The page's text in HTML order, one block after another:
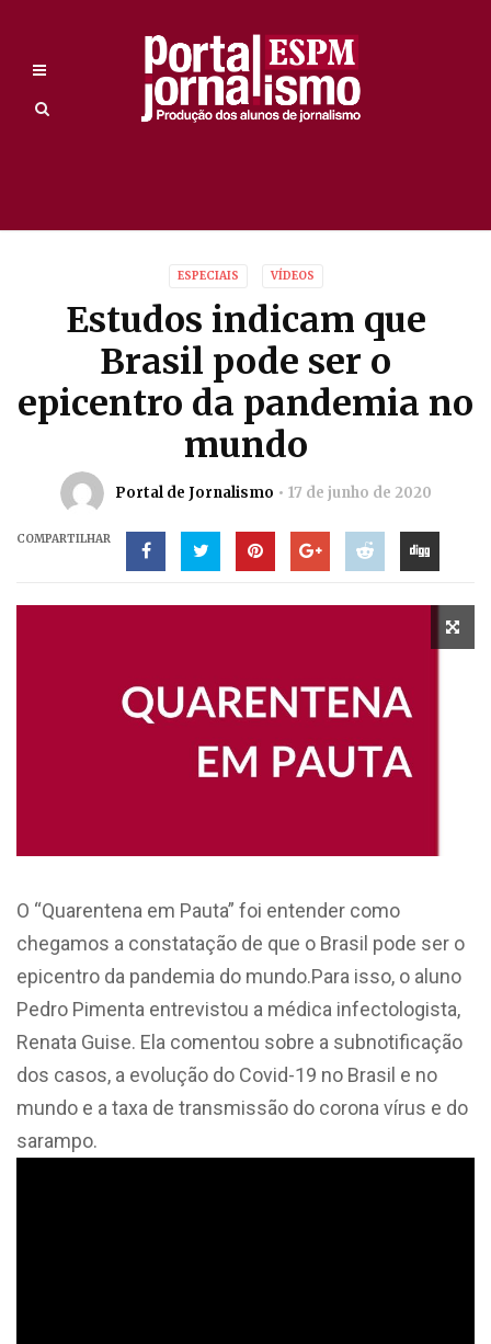
ESPECIAIS VÍDEOS
Estudos indicam que
Brasil pode ser o
epicentro da pandemia no
mundo
Portal de Jornalismo 17 de junho de 2020
COMPARTILHAR
O “Quarentena em Pauta” foi entender como
chegamos a constatação de que o Brasil pode ser o
epicentro da pandemia do mundo.Para isso, o aluno
Pedro Pimenta entrevistou a médica infectologista,
Renata Guise. Ela comentou sobre a subnotificação
dos casos, a evolução do Covid-19 no Brasil e no
mundo e a taxa de transmissão do corona vírus e do
sarampo.